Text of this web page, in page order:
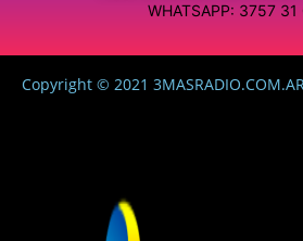
WHATSAPP: 3757
Copyright © 2021